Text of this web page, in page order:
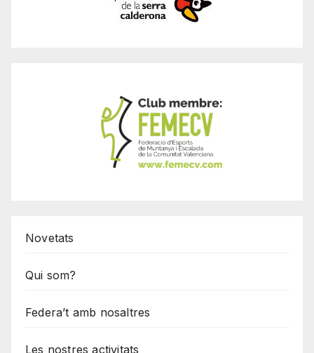
Novetats
Qui som?
Federa’t amb nosaltres
Les nostres activitats